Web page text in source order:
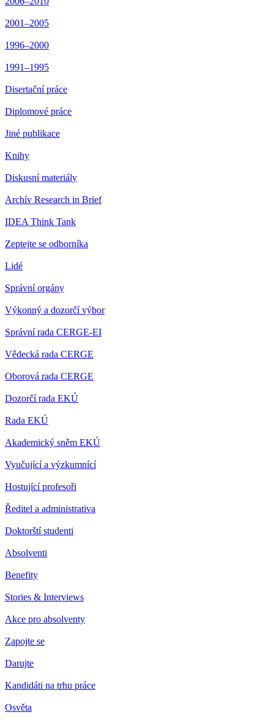
2001–2005
1996–2000
1991–1995
Disertační práce
Diplomové práce
Jiné publikace
Knihy
Diskusní materiály
Archív Research in Brief
IDEA Think Tank
Zeptejte se odborníka
Lidé
Správní orgány
Výkonný a dozorčí výbor
Správní rada CERGE-EI
Vědecká rada CERGE
Oborová rada CERGE
Dozorčí rada EKÚ
Rada EKÚ
Akademický sněm EKÚ
Vyučující a výzkumnící
Hostující profesoři
Ředitel a administrativa
Doktorští studenti
Absolventi
Benefity
Stories & Interviews
Akce pro absolventy
Zapojte se
Darujte
Kandidáti na trhu práce
Osvěta